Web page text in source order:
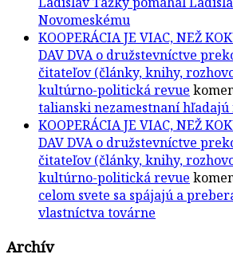
Novomeskému
KOOPERÁCIA JE VIAC, NEŽ
DAV DVA o družstevníctve
čitateľov (články, knihy,
kultúrno-politická revue
talianski nezamestnaní hľadajú
KOOPERÁCIA JE VIAC, NEŽ
DAV DVA o družstevníctve
čitateľov (články, knihy,
kultúrno-politická revue
celom svete sa spájajú a
vlastníctva továrne
Archív